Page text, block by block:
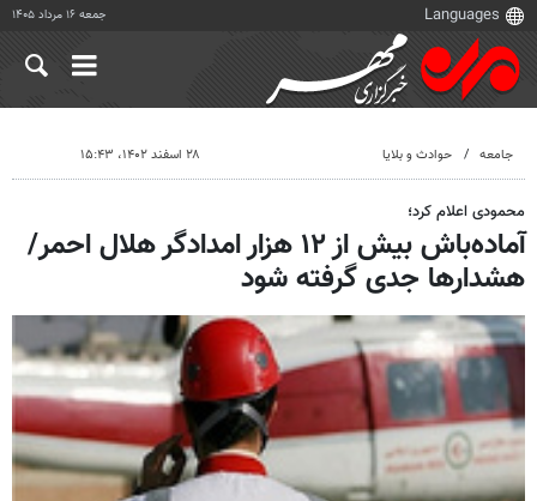
جمعه ۱۶ مرداد ۱۴۰۵
جامعه حوادث و بلایا ۲۸ اسفند ۱۴۰۲، ۱۵:۴۳
محمودی اعلام کرد؛
آماده‌باش بیش از ١٢ هزار امدادگر هلال احمر/
هشدارها جدی گرفته شود